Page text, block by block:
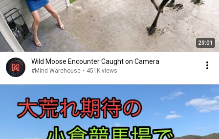
29:01
Wild Moose Encounter Caught on Camera
#Mind Warehouse • 451K views